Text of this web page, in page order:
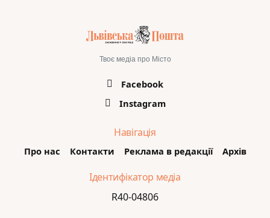
Твоє медіа про Місто
Facebook
Instagram
Навігація
Про нас Контакти Реклама в редакції Архів
Ідентифікатор медіа
R40-04806